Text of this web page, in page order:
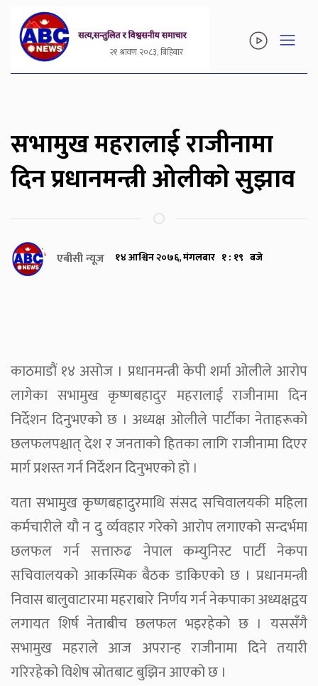
२१ श्रावण २०८३, बिहिबार
सभामुख महरालाई राजीनामा
दिन प्रधानमन्त्री ओलीको सुझाव
एबीसी न्यूज १४ आश्विन २०७६, मंगलबार १ : १९ बजे
काठमाडौं १४ असोज । प्रधानमन्त्री केपी शर्मा ओलीले आरोप
लागेका सभामुख कृष्णबहादुर महरालाई राजीनामा दिन
निर्देशन दिनुभएको छ । अध्यक्ष ओलीले पार्टीका नेताहरूको
छलफलपश्चात् देश र जनताको हितका लागि राजीनामा दिएर
मार्ग प्रशस्त गर्न निर्देशन दिनुभएको हो ।
यता सभामुख कृष्णबहादुरमाथि संसद सचिवालयकी महिला
कर्मचारीले यौ न दु र्व्यवहार गरेको आरोप लगाएको सन्दर्भमा
छलफल गर्न सत्तारुढ नेपाल कम्युनिस्ट पार्टी नेकपा
सचिवालयको आकस्मिक बैठक डाकिएको छ । प्रधानमन्त्री
निवास बालुवाटारमा महराबारे निर्णय गर्न नेकपाका अध्यक्षद्वय
लगायत शिर्ष नेताबीच छलफल भइरहेको छ । यससँगै
सभामुख महराले आज अपरान्ह राजीनामा दिने तयारी
गरिरहेको विशेष स्रोतबाट बुझिन आएको छ ।